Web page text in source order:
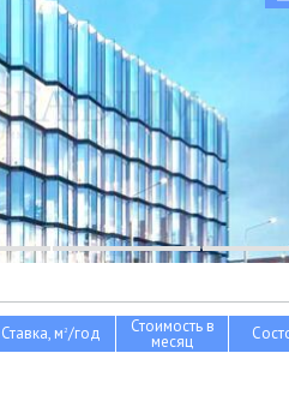
Ставка, м2/год Стоимость в
месяц